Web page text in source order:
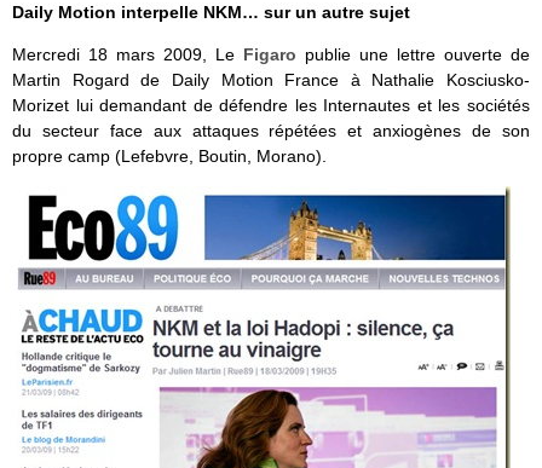
Daily Motion interpelle NKM… sur un autre sujet
Mercredi 18 mars 2009, Le Figaro publie une lettre ouverte de
Martin Rogard de Daily Motion France à Nathalie Kosciusko-
Morizet lui demandant de défendre les Internautes et les sociétés
du secteur face aux attaques répétées et anxiogènes de son
propre camp (Lefebvre, Boutin, Morano).